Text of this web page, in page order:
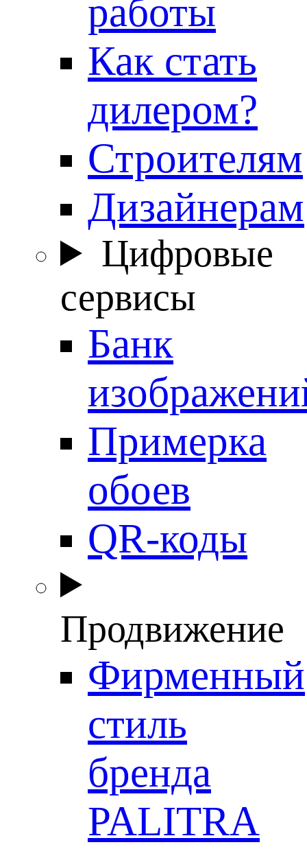
работы
Как стать
дилером?
Строителям
Дизайнерам
Цифровые
сервисы
Банк
Примерка
обоев
QR-коды
Продвижение
Фирменный
стиль
бренда
PALITRA